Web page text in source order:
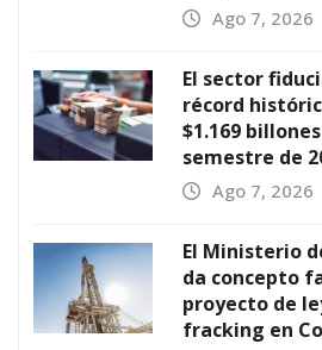
Ago 7, 2026
El sector
récord
$1.169
semestre de
Ago 7, 2026
El Ministerio
da concepto
proyecto de
fracking en